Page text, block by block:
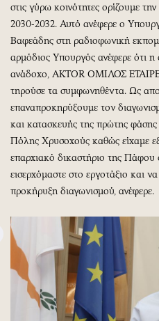
στις γύρω κοινότητες ορίζουμε
2030-2032. Αυτό ανέφερε ο
Βαφεάδης στη ραδιοφωνική
αρμόδιος Υπουργός ανέφερε ότι
ανάδοχο, AKTOR ΟΜΙΛΟΣ
τηρούσε τα συμφωνηθέντα. Ως
επαναπροκηρύξουμε τον
και κατασκευής της πρώτης
Πόλης Χρυσοχούς καθώς είχαμε
επαρχιακό δικαστήριο της Πάφου
εισερχόμαστε στο εργοτάξιο και
προκήρυξη διαγωνισμού, ανέφερε.